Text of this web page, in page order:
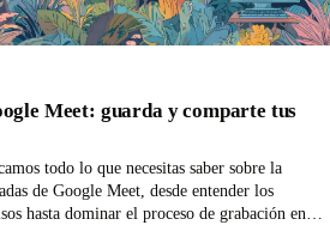
Meet: guarda y comparte tus
todo lo que necesitas saber sobre la
de Google Meet, desde entender los
hasta dominar el proceso de grabación en